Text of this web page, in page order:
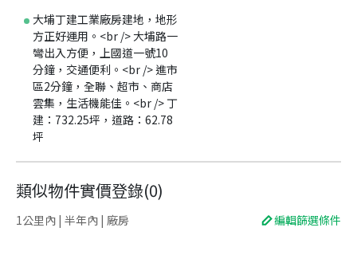
大埔丁建工業廠房建地，地形
方正好運用。<br /> 大埔路一
彎出入方便，上國道一號10
分鐘，交通便利。<br /> 進市
區2分鐘，全聯、超市、商店
雲集，生活機能佳。<br /> 丁
建：732.25坪，道路：62.78
坪
類似物件實價登錄(0)
1公里內 | 半年內 | 廠房 編輯篩選條件